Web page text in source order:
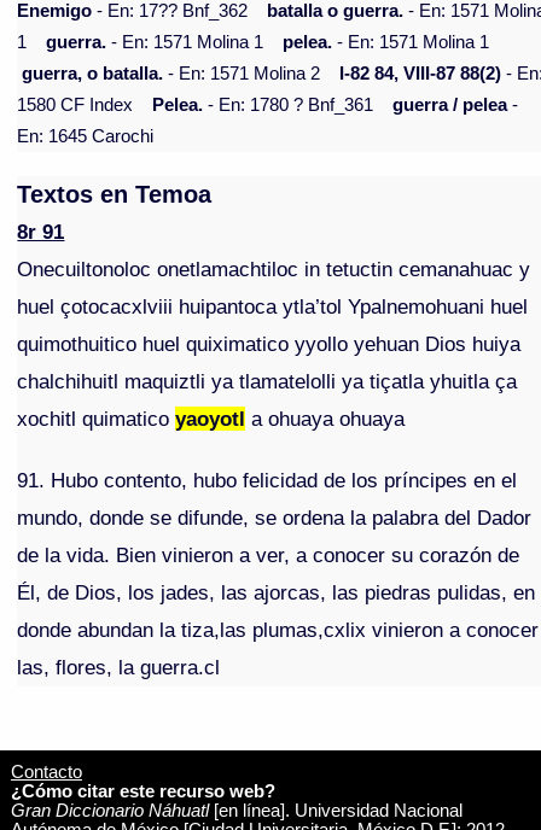
Enemigo - En: 17?? Bnf_362 batalla o guerra. - En: 1571
1
guerra. - En: 1571 Molina 1 pelea. - En: 1571 Molina 1
guerra, o batalla. - En: 1571 Molina 2 I-82 84, VIII-87 88(2) -
1580 CF Index
Pelea. - En: 1780 ? Bnf_361 guerra / pelea-
En: 1645 Carochi
Textos en Temoa
8r 91
Onecuiltonoloc onetlamachtiloc in tetuctin cemanahuac y
huel çotocacxlviii huipantoca ytla’tol Ypalnemohuani huel
quimothuitico huel quiximatico yyollo yehuan Dios huiya
chalchihuitl maquiztli ya tlamatelolli ya tiçatla yhuitla ça
xochitl quimaticoyaoyotl a ohuaya ohuaya
91. Hubo contento, hubo felicidad de los príncipes en el
mundo, donde se difunde, se ordena la palabra del Dador
de la vida. Bien vinieron a ver, a conocer su corazón de
Él, de Dios, los jades, las ajorcas, las piedras pulidas, en
donde abundan la tiza,las plumas,cxlix vinieron a conocer
las, flores, la guerra.cl
Contacto
¿Cómo citar este recurso web?
Gran Diccionario Náhuatl[en línea]. Universidad Nacional